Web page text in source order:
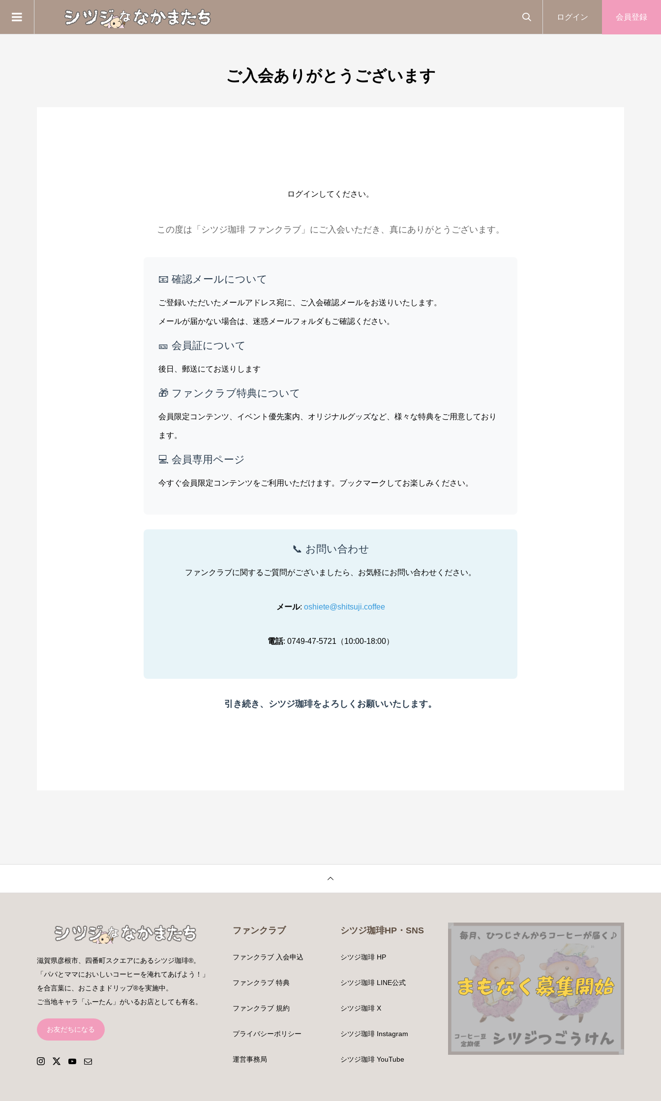
ログイン 会員登録
ご入会ありがとうございます
ログインしてください。
この度は「シツジ珈琲 ファンクラブ」にご入会いただき、真にありがとうございます。
📧 確認メールについて
ご登録いただいたメールアドレス宛に、ご入会確認メールをお送りいたします。
メールが届かない場合は、迷惑メールフォルダもご確認ください。
🎫 会員証について
後日、郵送にてお送りします
🎁 ファンクラブ特典について
会員限定コンテンツ、イベント優先案内、オリジナルグッズなど、様々な特典をご用意しており
ます。
💻 会員専用ページ
今すぐ会員限定コンテンツをご利用いただけます。ブックマークしてお楽しみください。
📞 お問い合わせ
ファンクラブに関するご質問がございましたら、お気軽にお問い合わせください。
メール: oshiete@shitsuji.coffee
電話: 0749-47-5721（10:00-18:00）
引き続き、シツジ珈琲をよろしくお願いいたします。
滋賀県彦根市、四番町スクエアにあるシツジ珈琲®。
「パパとママにおいしいコーヒーを淹れてあげよう！」
を合言葉に、おこさまドリップ®を実施中。
ご当地キャラ「ふーたん」がいるお店としても有名。
お友だちになる
ファンクラブ
ファンクラブ 入会申込
ファンクラブ 特典
ファンクラブ 規約
プライバシーポリシー
運営事務局
シツジ珈琲HP・SNS
シツジ珈琲 HP
シツジ珈琲 LINE公式
シツジ珈琲 X
シツジ珈琲 Instagram
シツジ珈琲 YouTube